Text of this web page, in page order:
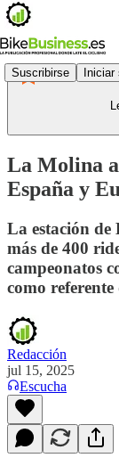
Suscribirse
La Molina
España y
La estación
más de 400
campeonatos
como
Redacción
jul 15, 2025
Escucha